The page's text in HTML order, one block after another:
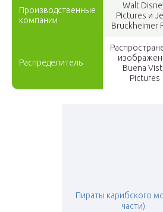
Производственные
компании
Walt
Pictures и
Bruckheimer
Распределитель
Buena
Pictures
Пираты карибского
части)